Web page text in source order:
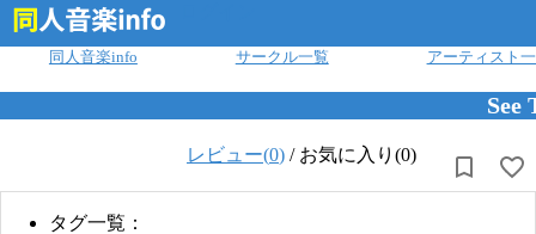
同人音楽info サークル一覧 アーティスト
See
レビュー(0) / お気に入り(0)
タグ一覧：